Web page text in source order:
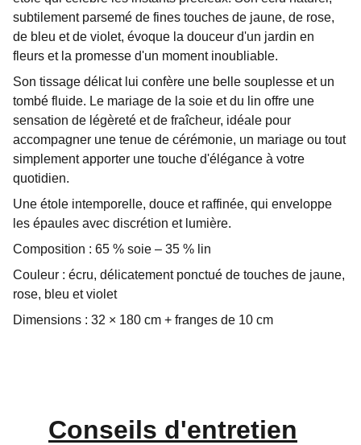
subtilement parsemé de fines touches de jaune, de rose,
de bleu et de violet, évoque la douceur d'un jardin en
fleurs et la promesse d'un moment inoubliable.
Son tissage délicat lui confère une belle souplesse et un
tombé fluide. Le mariage de la soie et du lin offre une
sensation de légèreté et de fraîcheur, idéale pour
accompagner une tenue de cérémonie, un mariage ou tout
simplement apporter une touche d'élégance à votre
quotidien.
Une étole intemporelle, douce et raffinée, qui enveloppe
les épaules avec discrétion et lumière.
Composition : 65 % soie – 35 % lin
Couleur : écru, délicatement ponctué de touches de jaune,
rose, bleu et violet
Dimensions : 32 × 180 cm + franges de 10 cm
Conseils d'entretien